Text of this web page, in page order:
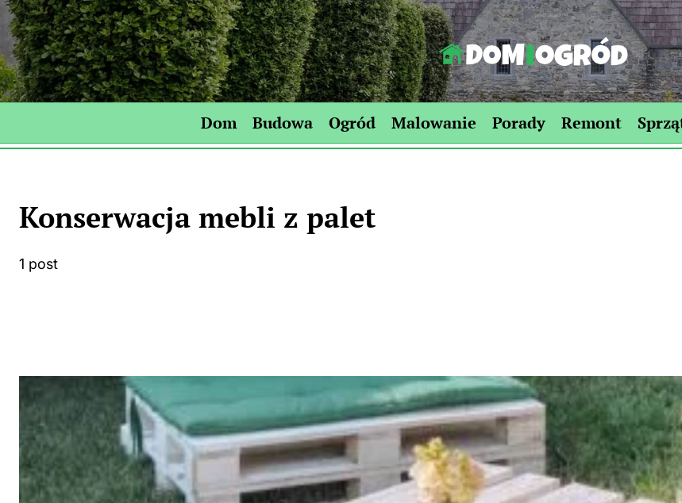
Skip
to
content
Dom-
Ogród.edu.pl
Dom Budowa Ogród Malowanie Porady Remont
Konserwacja mebli z palet
1 post